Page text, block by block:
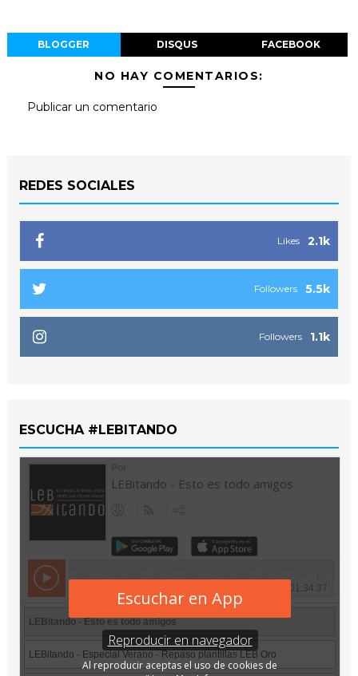
BLOGGER DISQUS FACEBOOK
NO HAY COMENTARIOS:
Publicar un comentario
REDES SOCIALES
2.1k
Likes
5.5k
Followers
1.1k
Followers
ESCUCHA #LEBITANDO